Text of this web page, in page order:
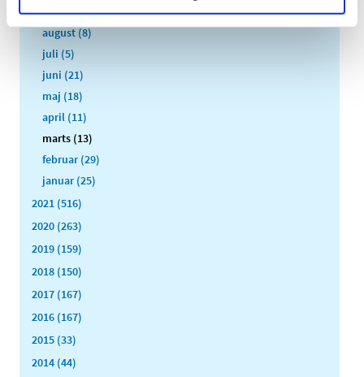
september (13)
august (8)
juli (5)
juni (21)
maj (18)
april (11)
marts (13)
februar (29)
januar (25)
2021 (516)
2020 (263)
2019 (159)
2018 (150)
2017 (167)
2016 (167)
2015 (33)
2014 (44)